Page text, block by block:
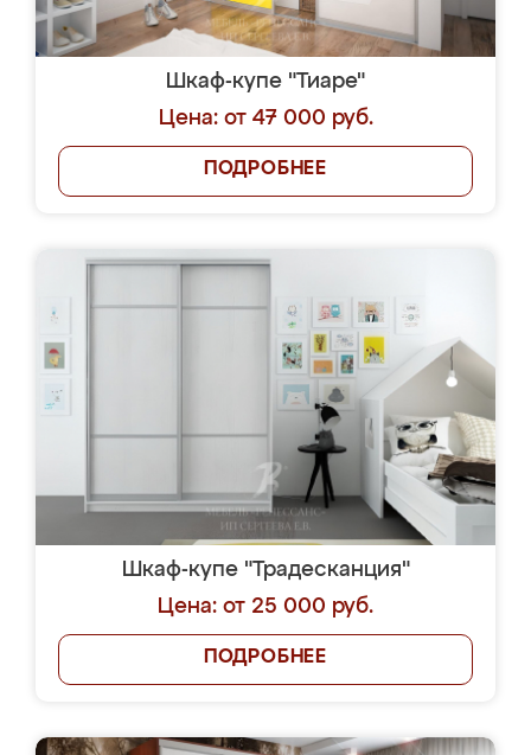
Шкаф-купе "Тиаре"
Цена: от 47 000 руб.
ПОДРОБНЕЕ
Шкаф-купе "Традесканция"
Цена: от 25 000 руб.
ПОДРОБНЕЕ